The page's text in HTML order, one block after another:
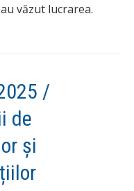
văzut lucrarea.
/
de
și